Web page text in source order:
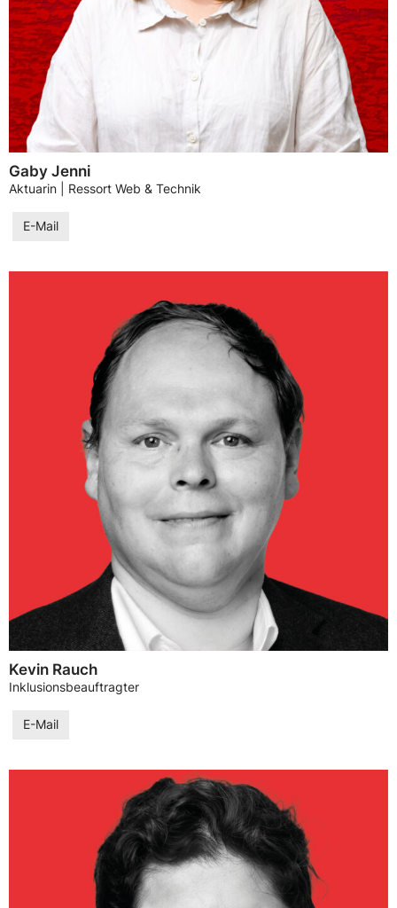
Gaby Jenni
Aktuarin | Ressort Web & Technik
E-Mail
Kevin Rauch
Inklusionsbeauftragter
E-Mail